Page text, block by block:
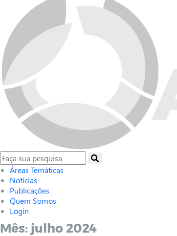
Áreas Temáticas
Notícias
Publicações
Quem Somos
Login
Mês: julho 2024